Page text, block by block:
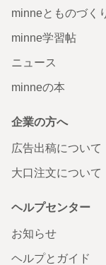
minneとものづく
minne学習帖
ニュース
minneの本
企業の方へ
広告出稿について
大口注文について
ヘルプセンター
お知らせ
ヘルプとガイド